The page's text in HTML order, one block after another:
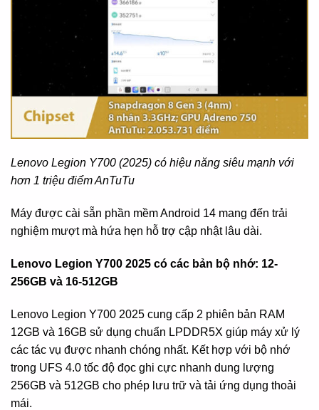
Lenovo Legion Y700 (2025) có hiệu năng siêu mạnh với
hơn 1 triệu điểm AnTuTu
Máy được cài sẵn phần mềm Android 14 mang đến trải
nghiệm mượt mà hứa hẹn hỗ trợ cập nhật lâu dài.
Lenovo Legion Y700 2025 có các bản bộ nhớ: 12-
256GB và 16-512GB
Lenovo Legion Y700 2025 cung cấp 2 phiên bản RAM
12GB và 16GB sử dụng chuẩn LPDDR5X giúp máy xử lý
các tác vụ được nhanh chóng nhất. Kết hợp với bộ nhớ
trong UFS 4.0 tốc độ đọc ghi cực nhanh dung lượng
256GB và 512GB cho phép lưu trữ và tải ứng dụng thoải
mái.